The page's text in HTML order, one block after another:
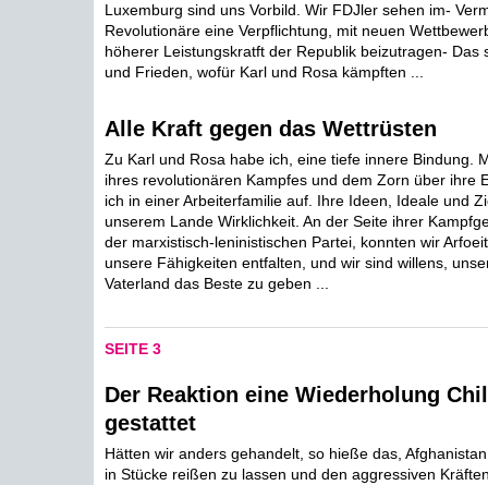
Luxemburg sind uns Vorbild. Wir FDJler sehen im-
Revolutionäre eine Verpflichtung, mit neuen
höherer Leistungskratft der Republik beizutragen- Das
und Frieden, wofür Karl und Rosa kämpften ...
Alle Kraft gegen das Wettrüsten
Zu Karl und Rosa habe ich, eine tiefe innere Bindung.
ihres revolutionären Kampfes und dem Zorn über ihre
ich in einer Arbeiterfamilie auf. Ihre Ideen, Ideale und
unserem Lande Wirklichkeit. An der Seite ihrer
der marxistisch-leninistischen Partei, konnten wir
unsere Fähigkeiten entfalten, und wir sind willens,
Vaterland das Beste zu geben ...
SEITE 3
Der Reaktion eine Wiederholung
gestattet
Hätten wir anders gehandelt, so hieße das,
in Stücke reißen zu lassen und den aggressiven